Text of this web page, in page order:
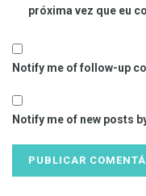
próxima vez que eu
Notify me of follow-up
Notify me of new posts